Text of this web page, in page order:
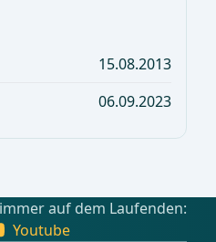
15.08.2013
06.09.2023
auf dem Laufenden:
Youtube